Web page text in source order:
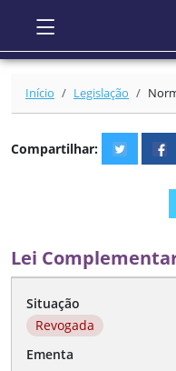
Início Legislação
Compartilhar:
Lei
Situação
Revogada
Ementa